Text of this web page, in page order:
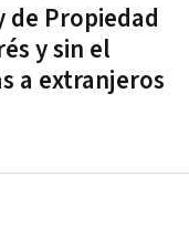
de Propiedad
y sin el
a extranjeros